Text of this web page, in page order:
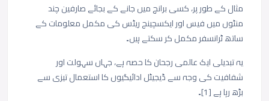
مثالکےطورپر،کسیبرانچمیںجانےکےبجائےصارفینچند
منٹوںمیںفیساورایکسچینجریٹسکیمکملمعلوماتکے
ساتھٹرانسفرمکملکرسکتےہیں۔
یہتبدیلیایکعالمیرجحانکاحصہہے،جہاںسہولتاور
شفافیتکیوجہسےڈیجیٹلادائیگیوںکااستعمالتیزیسے
بڑھرہاہے[1] ۔